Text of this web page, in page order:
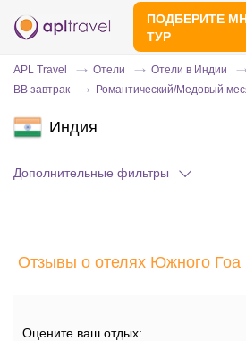
ПОДБЕРИТЕ
ТУР
APL Travel Отели Отели в Индии
BB завтрак
Романтический/Медовый
Индия
Дополнительные фильтры
Отзывы о отелях Южного Гоа
Оцените ваш отдых: